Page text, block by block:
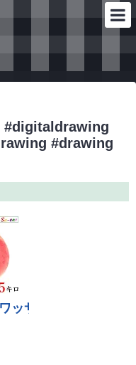
#drawing